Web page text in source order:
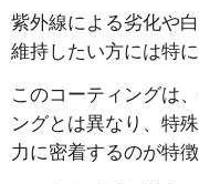
紫外線による劣化や
維持したい方には特
このコーティングは
ングとは異なり、特
力に密着するのが特徴